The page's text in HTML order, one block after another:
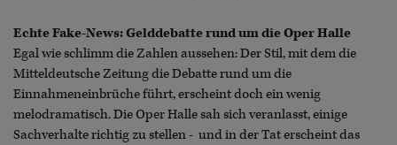
Echte Fake-News: Gelddebatte rund um die Oper Halle
Egal wie schlimm die Zahlen aussehen: Der Stil, mit dem die
Mitteldeutsche Zeitung die Debatte rund um die
Einnahmeneinbrüche führt, erscheint doch ein wenig
melodramatisch. Die Oper Halle sah sich veranlasst, einige
Sachverhalte richtig zu stellen - und in der Tat erscheint das